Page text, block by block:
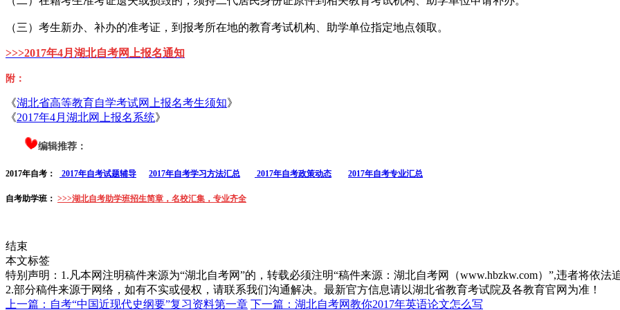
（三）考生新办、补办的准考证，到报考所在地的教育考试机构、助学单位指定地点领取。
>>>2017年4月湖北自考网上报名通知
附：
《湖北省高等教育自学考试网上报名考生须知》
《2017年4月湖北网上报名系统》
编辑推荐：
2017年自考： 2017年自考试题辅导 2017年自考学习方法汇总 2017年自考政策动态 2017年自考专业汇总
自考助学班： >>>湖北自考助学班招生简章，名校汇集，专业齐全
结束
本文标签
特别声明：1.凡本网注明稿件来源为“湖北自考网”的，转载必须注明“稿件来源：湖北自考网（www.hbzkw.com）”,违者将依法
2.部分稿件来源于网络，如有不实或侵权，请联系我们沟通解决。最新官方信息请以湖北省教育考试院及各教育官网为准！
上一篇：自考“中国近现代史纲要”复习资料第一章 下一篇：湖北自考网教你2017年英语论文怎么写